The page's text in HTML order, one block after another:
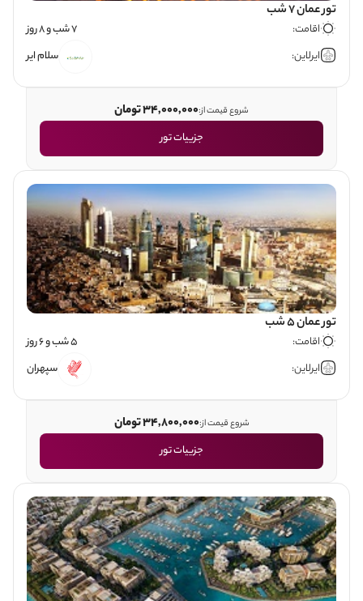
تور عمان 7 شب
اقامت:
7 شب و 8 روز
ایرلاین:
سلام ایر
شروع قیمت از:34,000,000 تومان
جزییات تور
تور عمان 5 شب
اقامت:
5 شب و 6 روز
ایرلاین:
سپهران
شروع قیمت از:34,800,000 تومان
جزییات تور